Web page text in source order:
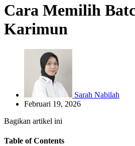
Cara Memilih
Karimun
Sarah Nabilah
Februari 19, 2026
Bagikan artikel ini
Table of Contents